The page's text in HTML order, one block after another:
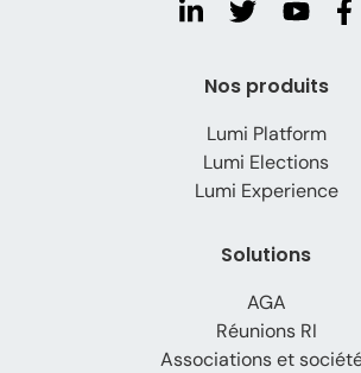
Nos produits
Lumi Platform
Lumi Elections
Lumi Experience
Solutions
AGA
Réunions RI
Associations et